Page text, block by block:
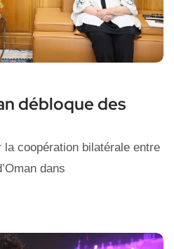
débloque des
coopération bilatérale entre
dans